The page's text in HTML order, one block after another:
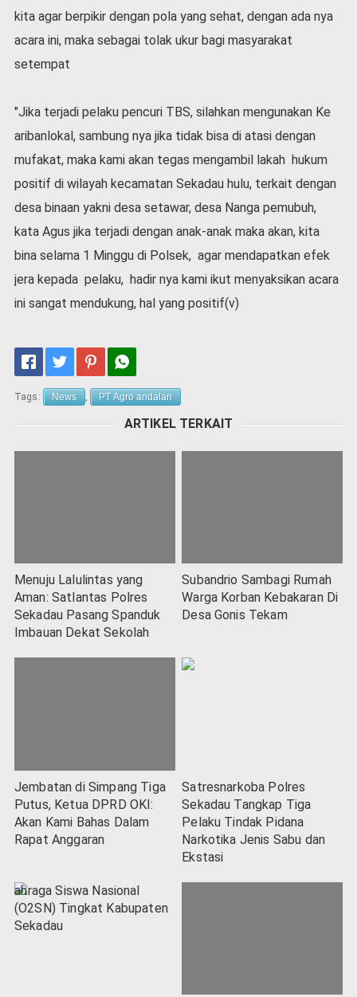
kita agar berpikir dengan pola yang sehat, dengan ada nya
acara ini, maka sebagai tolak ukur bagi masyarakat
setempat
"Jika terjadi pelaku pencuri TBS, silahkan mengunakan Ke
aribanlokal, sambung nya jika tidak bisa di atasi dengan
mufakat, maka kami akan tegas mengambil lakah hukum
positif di wilayah kecamatan Sekadau hulu, terkait dengan
desa binaan yakni desa setawar, desa Nanga pemubuh,
kata Agus jika terjadi dengan anak-anak maka akan, kita
bina selama 1 Minggu di Polsek, agar mendapatkan efek
jera kepada pelaku, hadir nya kami ikut menyaksikan acara
ini sangat mendukung, hal yang positif(v)
Tags: News , PT Agro andalan
ARTIKEL TERKAIT
Menuju Lalulintas yang
Aman: Satlantas Polres
Sekadau Pasang Spanduk
Imbauan Dekat Sekolah
Subandrio Sambagi Rumah
Warga Korban Kebakaran Di
Desa Gonis Tekam
Jembatan di Simpang Tiga
Putus, Ketua DPRD OKI:
Akan Kami Bahas Dalam
Rapat Anggaran
Satresnarkoba Polres
Sekadau Tangkap Tiga
Pelaku Tindak Pidana
Narkotika Jenis Sabu dan
Ekstasi